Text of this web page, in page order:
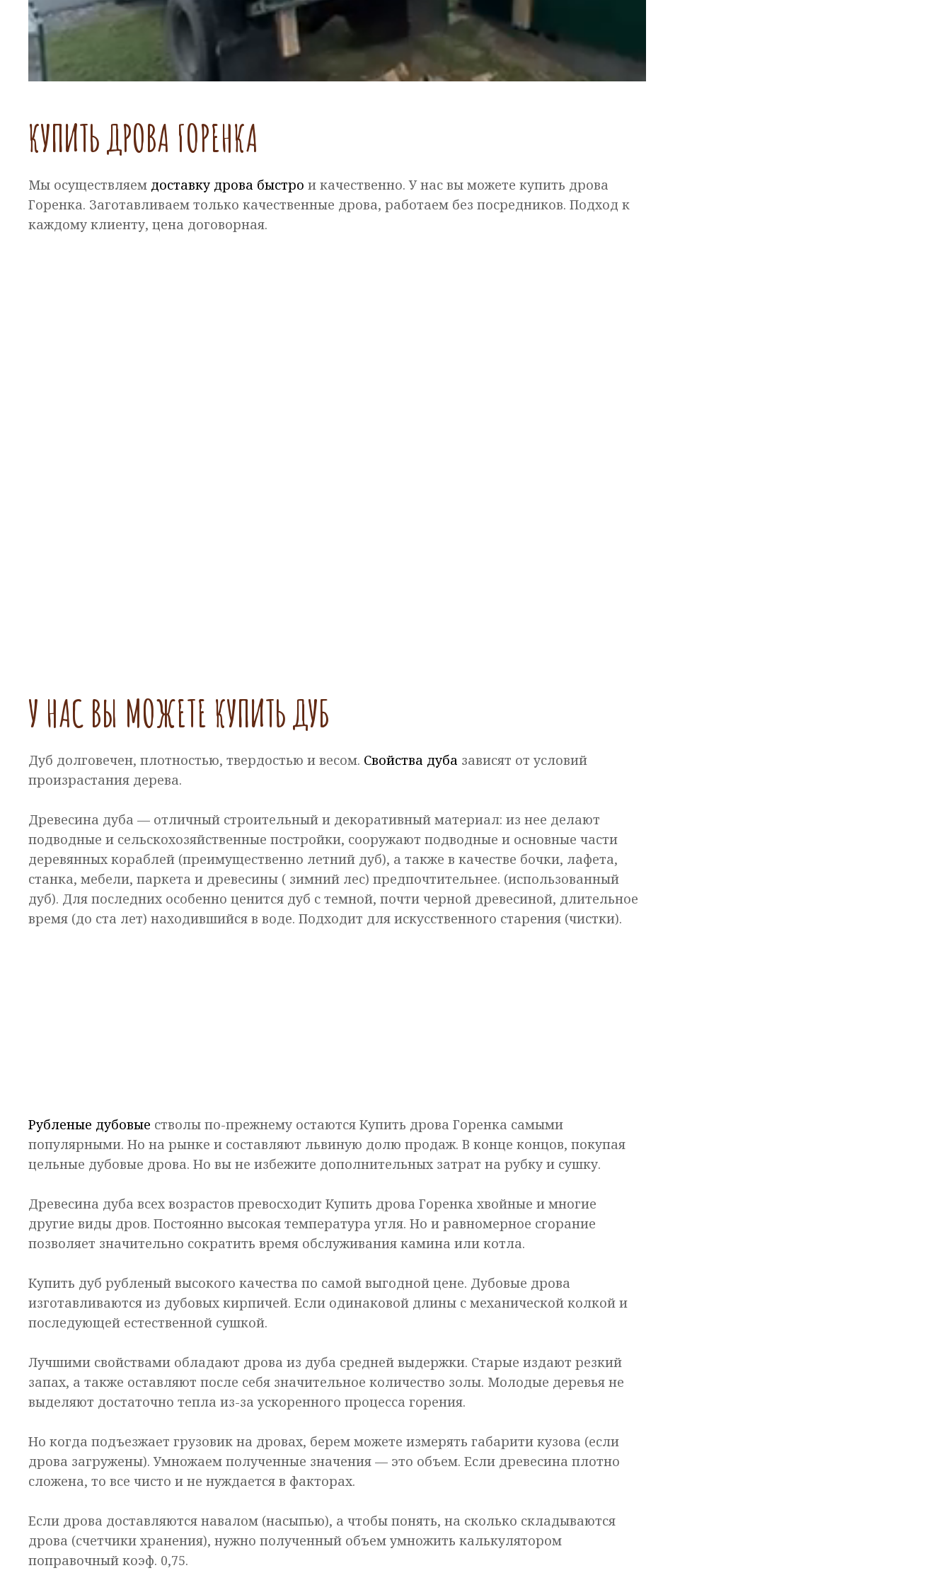
КУПИТЬ ДРОВА ГОРЕНКА
Мы осуществляем доставку дрова быстро и качественно. У нас вы можете купить дрова
Горенка. Заготавливаем только качественные дрова, работаем без посредников. Подход к
каждому клиенту, цена договорная.
У НАС ВЫ МОЖЕТЕ КУПИТЬ ДУБ
Дуб долговечен, плотностью, твердостью и весом. Свойства дуба зависят от условий
произрастания дерева.
Древесина дуба — отличный строительный и декоративный материал: из нее делают
подводные и сельскохозяйственные постройки, сооружают подводные и основные части
деревянных кораблей (преимущественно летний дуб), а также в качестве бочки, лафета,
станка, мебели, паркета и древесины ( зимний лес) предпочтительнее. (использованный
дуб). Для последних особенно ценится дуб с темной, почти черной древесиной, длительное
время (до ста лет) находившийся в воде. Подходит для искусственного старения (чистки).
Рубленые дубовые стволы по-прежнему остаются Купить дрова Горенка самыми
популярными. Но на рынке и составляют львиную долю продаж. В конце концов, покупая
цельные дубовые дрова. Но вы не избежите дополнительных затрат на рубку и сушку.
Древесина дуба всех возрастов превосходит Купить дрова Горенка хвойные и многие
другие виды дров. Постоянно высокая температура угля. Но и равномерное сгорание
позволяет значительно сократить время обслуживания камина или котла.
Купить дуб рубленый высокого качества по самой выгодной цене. Дубовые дрова
изготавливаются из дубовых кирпичей. Если одинаковой длины с механической колкой и
последующей естественной сушкой.
Лучшими свойствами обладают дрова из дуба средней выдержки. Старые издают резкий
запах, а также оставляют после себя значительное количество золы. Молодые деревья не
выделяют достаточно тепла из-за ускоренного процесса горения.
Но когда подъезжает грузовик на дровах, берем можете измерять габарити кузова (если
дрова загружены). Умножаем полученные значения — это объем. Если древесина плотно
сложена, то все чисто и не нуждается в факторах.
Если дрова доставляются навалом (насыпью), а чтобы понять, на сколько складываются
дрова (счетчики хранения), нужно полученный объем умножить калькулятором
поправочный коэф. 0,75.